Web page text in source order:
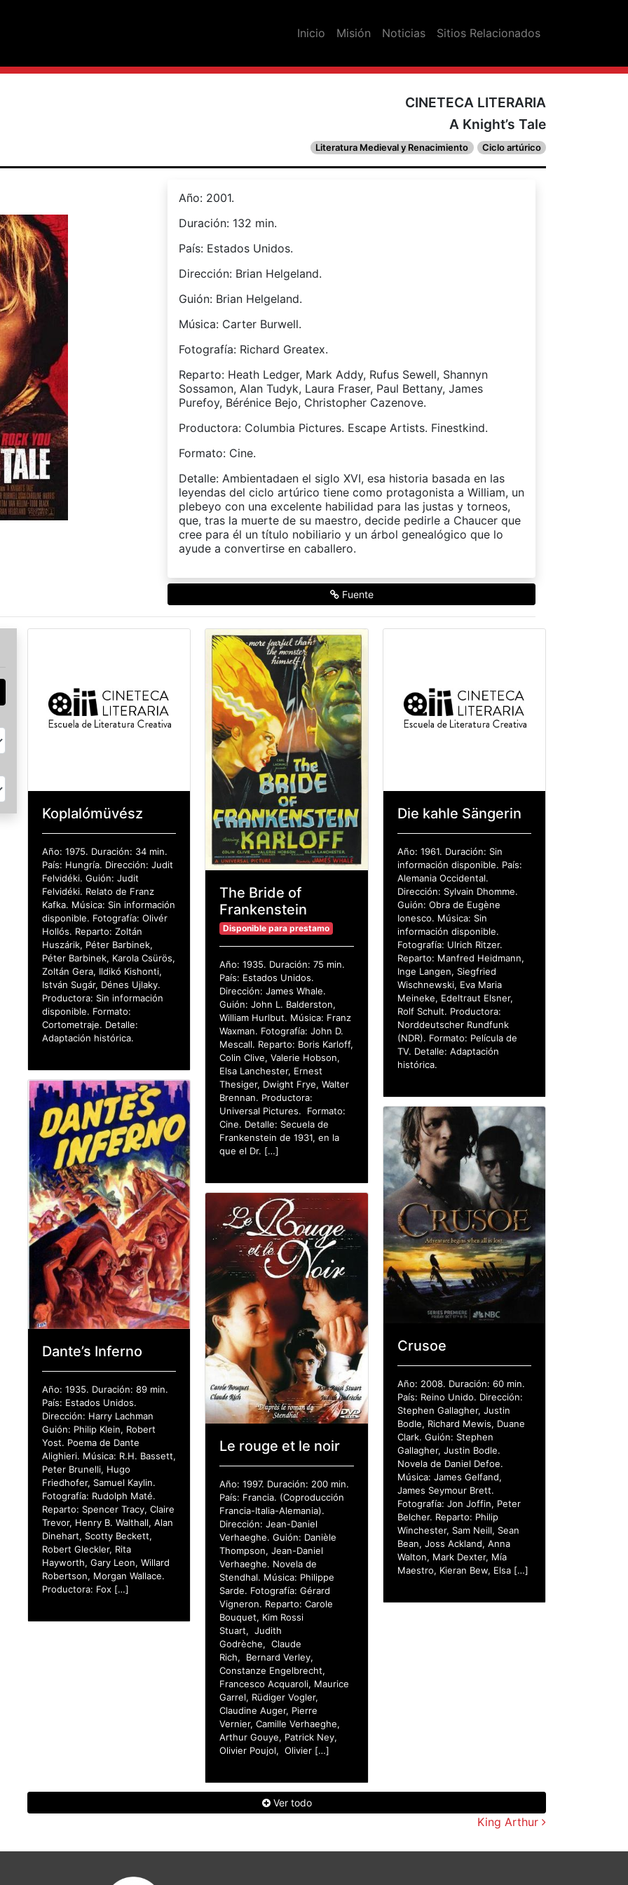
Inicio
Misión Noticias Sitios Relacionados
CINETECA LITERARIA
A Knight’s Tale
Literatura Medieval y Renacimiento Ciclo artúrico
Año: 2001.
Duración: 132 min.
País: Estados Unidos.
Dirección: Brian Helgeland.
Guión: Brian Helgeland.
Música: Carter Burwell.
Fotografía: Richard Greatex.
Reparto: Heath Ledger, Mark Addy, Rufus Sewell, Shannyn
Sossamon, Alan Tudyk, Laura Fraser, Paul Bettany, James
Purefoy, Bérénice Bejo, Christopher Cazenove.
Productora: Columbia Pictures. Escape Artists. Finestkind.
Formato: Cine.
Detalle: Ambientadaen el siglo XVI, esa historia basada en las
leyendas del ciclo artúrico tiene como protagonista a William, un
plebeyo con una excelente habilidad para las justas y torneos,
que, tras la muerte de su maestro, decide pedirle a Chaucer que
cree para él un título nobiliario y un árbol genealógico que lo
ayude a convertirse en caballero.
Fuente
Koplalómüvész
Año: 1975. Duración: 34 min.
País: Hungría. Dirección: Judit
Felvidéki. Guión: Judit
Felvidéki. Relato de Franz
Kafka. Música: Sin información
disponible. Fotografía: Olivér
Hollós. Reparto: Zoltán
Huszárik, Péter Barbinek,
Péter Barbinek, Karola Csürös,
Zoltán Gera, Ildikó Kishonti,
István Sugár, Dénes Ujlaky.
Productora: Sin información
disponible. Formato:
Cortometraje. Detalle:
Adaptación histórica.
Dante’s Inferno
Año: 1935. Duración: 89 min.
País: Estados Unidos.
Dirección: Harry Lachman
Guión: Philip Klein, Robert
Yost. Poema de Dante
Alighieri. Música: R.H. Bassett,
Peter Brunelli, Hugo
Friedhofer, Samuel Kaylin.
Fotografía: Rudolph Maté.
Reparto: Spencer Tracy, Claire
Trevor, Henry B. Walthall, Alan
Dinehart, Scotty Beckett,
Robert Gleckler, Rita
Hayworth, Gary Leon, Willard
Robertson, Morgan Wallace.
Productora: Fox […]
The Bride of
Frankenstein
Disponible para prestamo
Año: 1935. Duración: 75 min.
País: Estados Unidos.
Dirección: James Whale.
Guión: John L. Balderston,
William Hurlbut. Música: Franz
Waxman. Fotografía: John D.
Mescall. Reparto: Boris Karloff,
Colin Clive, Valerie Hobson,
Elsa Lanchester, Ernest
Thesiger, Dwight Frye, Walter
Brennan. Productora:
Universal Pictures. Formato:
Cine. Detalle: Secuela de
Frankenstein de 1931, en la
que el Dr. […]
Le rouge et le noir
Año: 1997. Duración: 200 min.
País: Francia. (Coproducción
Francia-Italia-Alemania).
Dirección: Jean-Daniel
Verhaeghe. Guión: Danièle
Thompson, Jean-Daniel
Verhaeghe. Novela de
Stendhal. Música: Philippe
Sarde. Fotografía: Gérard
Vigneron. Reparto: Carole
Bouquet, Kim Rossi
Stuart, Judith
Godrèche, Claude
Rich, Bernard Verley,
Constanze Engelbrecht,
Francesco Acquaroli, Maurice
Garrel, Rüdiger Vogler,
Claudine Auger, Pierre
Vernier, Camille Verhaeghe,
Arthur Gouye, Patrick Ney,
Olivier Poujol, Olivier […]
Die kahle Sängerin
Año: 1961. Duración: Sin
información disponible. País:
Alemania Occidental.
Dirección: Sylvain Dhomme.
Guión: Obra de Eugène
Ionesco. Música: Sin
información disponible.
Fotografía: Ulrich Ritzer.
Reparto: Manfred Heidmann,
Inge Langen, Siegfried
Wischnewski, Eva Maria
Meineke, Edeltraut Elsner,
Rolf Schult. Productora:
Norddeutscher Rundfunk
(NDR). Formato: Película de
TV. Detalle: Adaptación
histórica.
Crusoe
Año: 2008. Duración: 60 min.
País: Reino Unido. Dirección:
Stephen Gallagher, Justin
Bodle, Richard Mewis, Duane
Clark. Guión: Stephen
Gallagher, Justin Bodle.
Novela de Daniel Defoe.
Música: James Gelfand,
James Seymour Brett.
Fotografía: Jon Joffin, Peter
Belcher. Reparto: Philip
Winchester, Sam Neill, Sean
Bean, Joss Ackland, Anna
Walton, Mark Dexter, Mía
Maestro, Kieran Bew, Elsa […]
Ver todo
King Arthur